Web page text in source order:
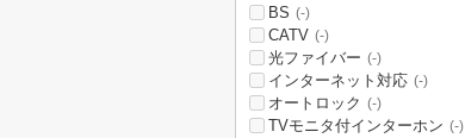
BS (-)
CATV (-)
光ファイバー (-)
インターネット対応 (-)
オートロック (-)
TVモニタ付インターホン (-)